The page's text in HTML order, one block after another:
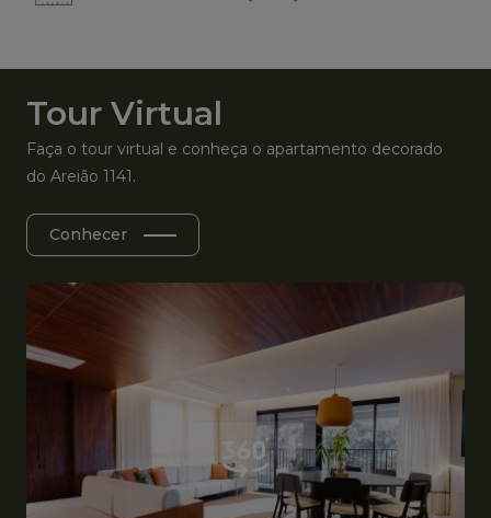
Tour Virtual
Faça o tour virtual e conheça o apartamento decorado
do Areião 1141.
Conhecer